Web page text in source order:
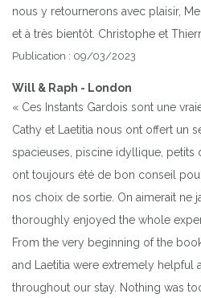
nous y retournerons avec plaisir,
et à très bientôt. Christophe et
Publication : 09/03/2023
Will & Raph - London
« Ces Instants Gardois sont une
Cathy et Laetitia nous ont offert un
spacieuses, piscine idyllique, petits
ont toujours été de bon conseil
nos choix de sortie. On aimerait ne
thoroughly enjoyed the whole
From the very beginning of the
and Laetitia were extremely helpful
throughout our stay. Nothing was